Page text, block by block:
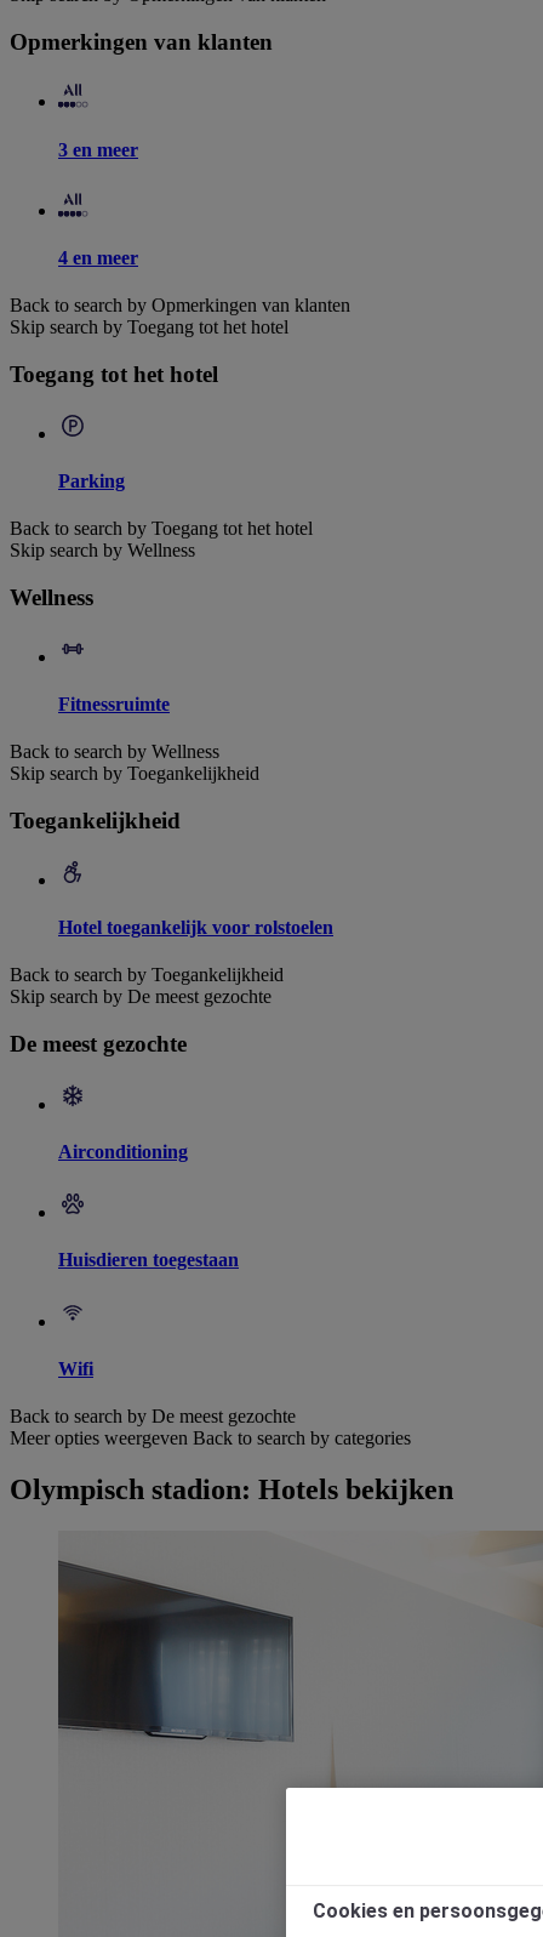
Opmerkingen van klanten
3 en meer
4 en meer
Back to search by Opmerkingen van klanten
Skip search by Toegang tot het hotel
Toegang tot het hotel
Parking
Back to search by Toegang tot het hotel
Skip search by Wellness
Wellness
Fitnessruimte
Back to search by Wellness
Skip search by Toegankelijkheid
Toegankelijkheid
Hotel toegankelijk voor rolstoelen
Back to search by Toegankelijkheid
Skip search by De meest gezochte
De meest gezochte
Airconditioning
Huisdieren toegestaan
Wifi
Back to search by De meest gezochte
Meer opties weergeven Back to search by categories
Olympisch stadion: Hotels bekijken
Cookies en